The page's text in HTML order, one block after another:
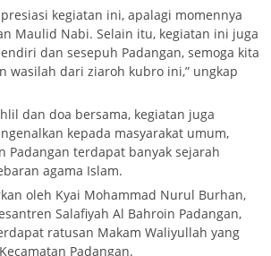
kegiatan ini, apalagi momennya
Maulid Nabi. Selain itu, kegiatan ini juga
dan sesepuh Padangan, semoga kita
wasilah dari ziaroh kubro ini,” ungkap
dan doa bersama, kegiatan juga
kepada masyarakat umum,
Padangan terdapat banyak sejarah
agama Islam.
oleh Kyai Mohammad Nurul Burhan,
Salafiyah Al Bahroin Padangan,
ratusan Makam Waliyullah yang
Padangan.